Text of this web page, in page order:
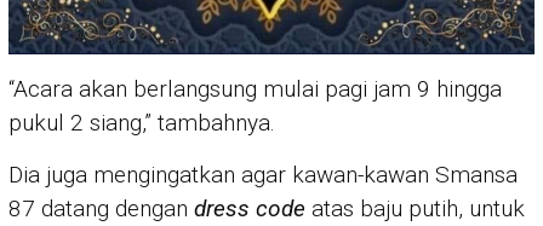
“Acara akan berlangsung mulai pagi jam 9 hingga
pukul 2 siang,” tambahnya.
Dia juga mengingatkan agar kawan-kawan Smansa
87 datang dengan dress code atas baju putih, untuk